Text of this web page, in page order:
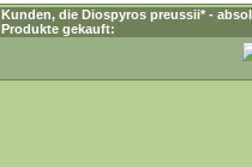
Kunden, die Diospyros preussii* -
Produkte gekauft: